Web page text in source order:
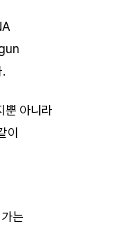
뿐 아니라
이
는